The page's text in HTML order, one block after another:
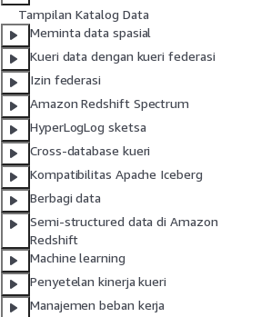
Tampilan Katalog Data
Meminta data spasial
Kueri data dengan kueri federasi
Izin federasi
Amazon Redshift Spectrum
HyperLogLog sketsa
Cross-database kueri
Kompatibilitas Apache Iceberg
Berbagi data
Semi-structured data di Amazon
Redshift
Machine learning
Penyetelan kinerja kueri
Manajemen beban kerja